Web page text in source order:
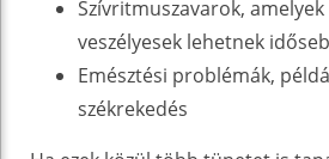
Szívritmuszavarok,
veszélyesek lehetnek
Emésztési problémák,
székrekedés